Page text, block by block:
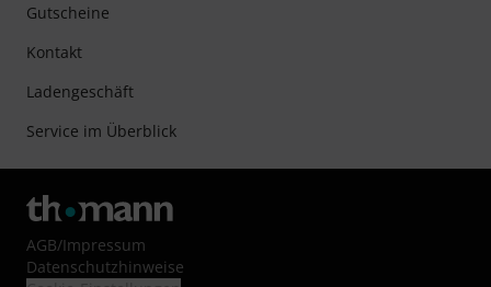
Gutscheine
Kontakt
Ladengeschäft
Service im Überblick
AGB/Impressum
Datenschutzhinweise